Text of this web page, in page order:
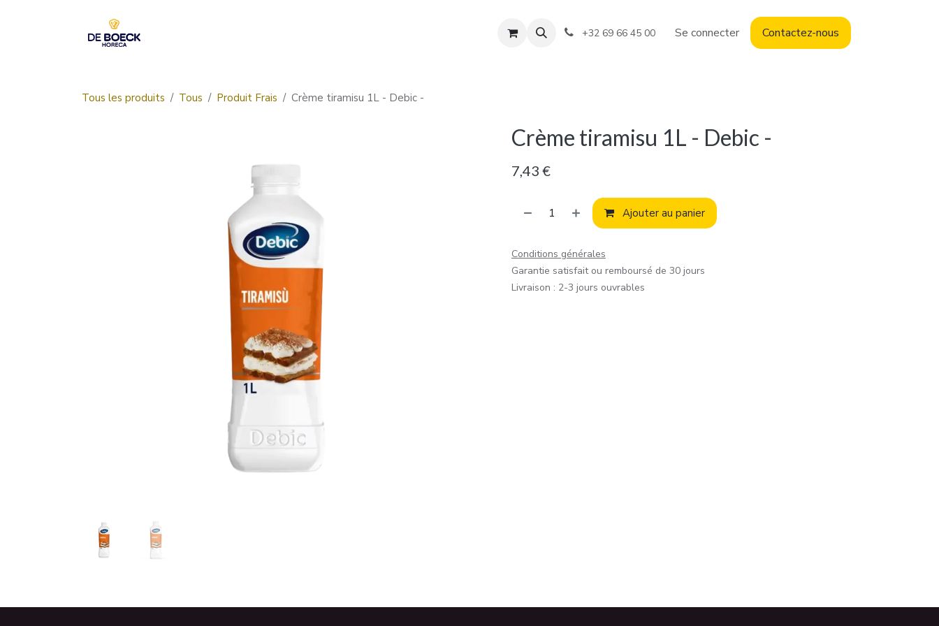
+32 69 66 45 00 Se connecter Contactez-nous
Tous les produits Tous Produit Frais Crème tiramisu 1L - Debic -
Crème tiramisu 1L - Debic -
7,43 €
Ajouter au panier
Conditions générales
Garantie satisfait ou remboursé de 30 jours
Livraison : 2-3 jours ouvrables